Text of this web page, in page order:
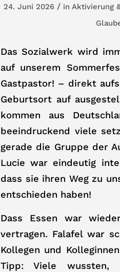
24. Juni 2026 / in Aktivierung
Das Sozialwerk wird
auf unserem
Gastpastor! – direkt
Geburtsort auf
kommen aus
beeindruckend viele
gerade die Gruppe der
Lucie war eindeutig
dass sie ihren Weg zu
entschieden haben!
Dass Essen war
vertragen. Falafel war
Kollegen und
Tipp: Viele